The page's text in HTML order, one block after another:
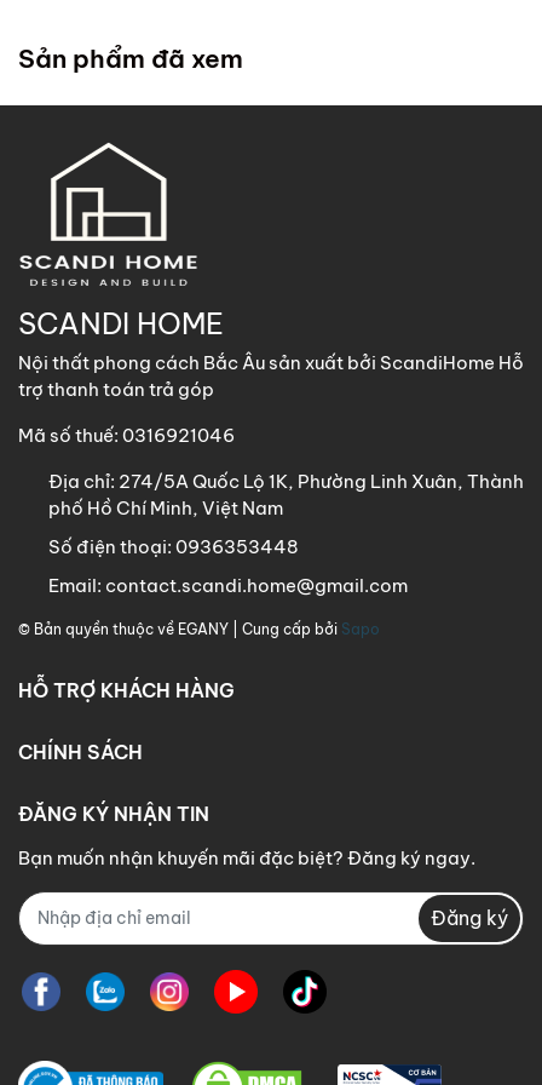
nhà quý khách để hỗ trợ lắp đặt.
thước dưới 1m8 với chi phí vận chuyển khách hàng chịu
trách nhiệm toàn bộ qua các phương thức: Gửi nhà xe,
GHN, Viettel Post, Nhất Tín,…
Sản phẩm trên 1m8 ScandiHome chưa hỗ trợ vận chuyển
trợ nếu cần thiết.
Sản phẩm đã xem
SCANDI HOME
Nội thất phong cách Bắc Âu sản xuất bởi ScandiHome Hỗ
trợ thanh toán trả góp
Mã số thuế: 0316921046
Địa chỉ: 274/5A Quốc Lộ 1K, Phường Linh Xuân, Thành
phố Hồ Chí Minh, Việt Nam
Số điện thoại: 0936353448
Email: contact.scandi.home@gmail.com
© Bản quyền thuộc về EGANY | Cung cấp bởi Sapo
HỖ TRỢ KHÁCH HÀNG
CHÍNH SÁCH
ĐĂNG KÝ NHẬN TIN
Bạn muốn nhận khuyến mãi đặc biệt? Đăng ký ngay.
Đăng ký